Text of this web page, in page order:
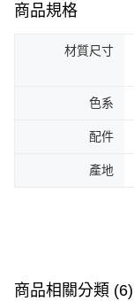
商品規格
材質尺寸
色系
配件
產地
商品相關分類 (6)